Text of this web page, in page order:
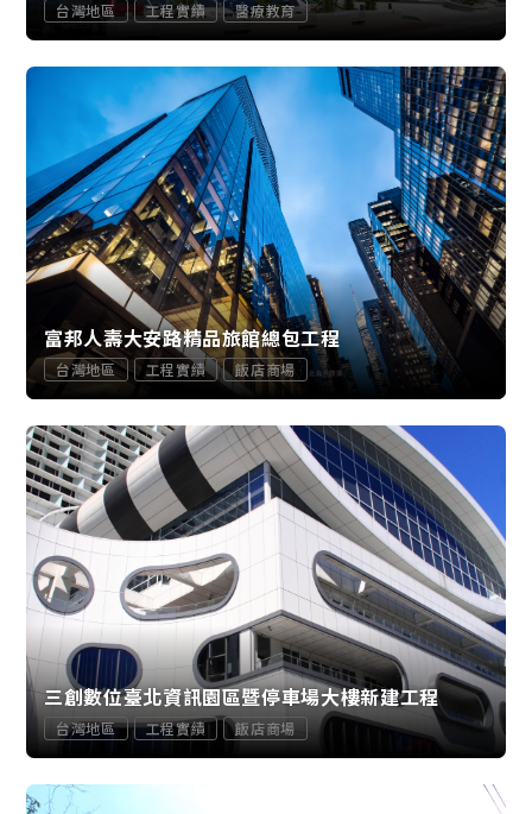
台灣地區 工程實績 醫療教育
富邦人壽大安路精品旅館總包工程
台灣地區 工程實績 飯店商場
三創數位臺北資訊園區暨停車場大樓新建工程
台灣地區 工程實績 飯店商場